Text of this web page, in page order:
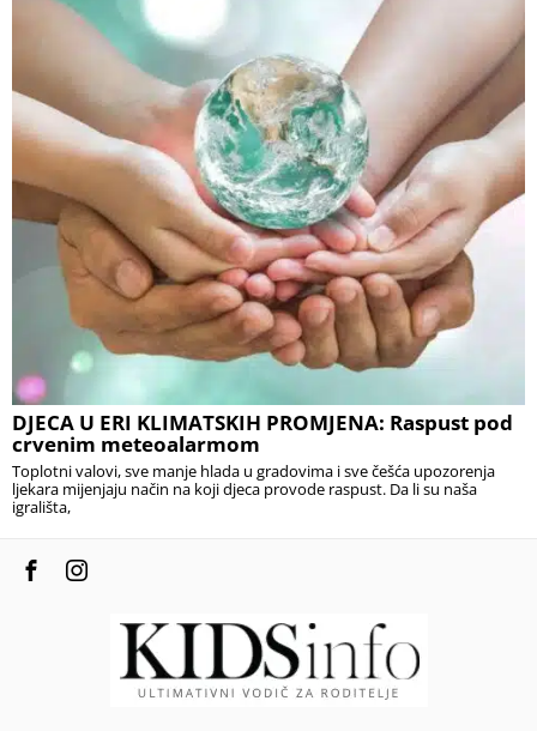
DJECA U ERI KLIMATSKIH PROMJENA: Raspust pod
crvenim meteoalarmom
Toplotni valovi, sve manje hlada u gradovima i sve češća upozorenja
ljekara mijenjaju način na koji djeca provode raspust. Da li su naša
igrališta,